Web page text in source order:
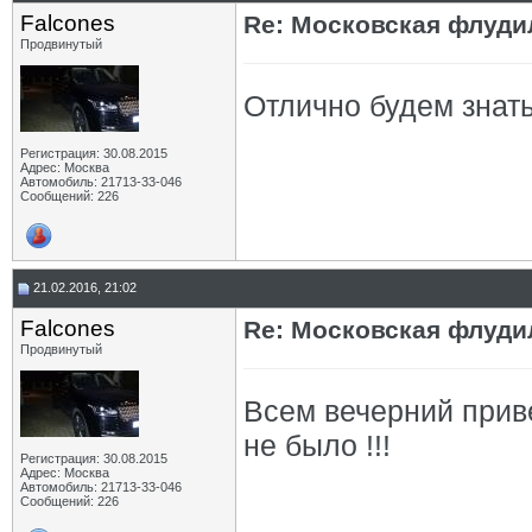
Falcones
Продвинутый
Регистрация: 30.08.2015
Адрес: Москва
Автомобиль: 21713-33-046
Сообщений: 226
Re: Московская
Отлично будем
21.02.2016, 21:02
Falcones
Продвинутый
Регистрация: 30.08.2015
Адрес: Москва
Автомобиль: 21713-33-046
Сообщений: 226
Re: Московская
Всем вечерний
не было !!!